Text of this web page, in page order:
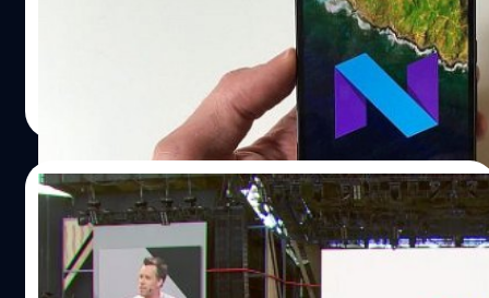
โฟน Android อย่างแน่นอน ลองมาดูกันว่าฟีเจอร์เหล่านั้นมี
| 3731 days ago
19/05/2016
ในที่สุด Android N เข้าสู่สถานะเบต้า ใช้ได้แล้ว
วันนี้